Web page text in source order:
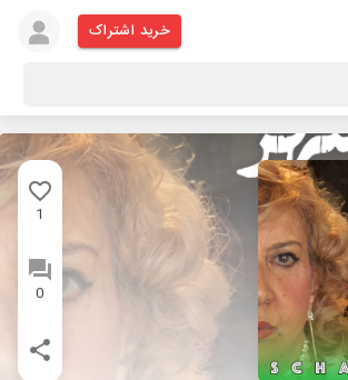
خرید اشتراک
1
0